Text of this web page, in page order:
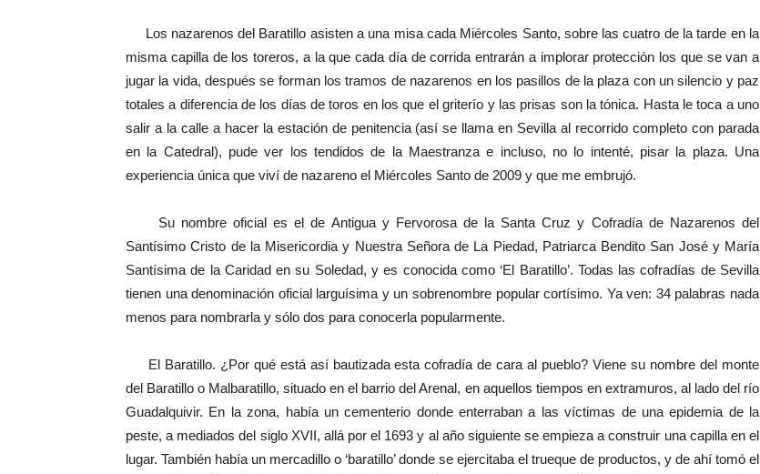
Los nazarenos del Baratillo asisten a una misa cada Miércoles Santo, sobre las cuatro de la tarde en la
misma capilla de los toreros, a la que cada día de corrida entrarán a implorar protección los que se van a
jugar la vida, después se forman los tramos de nazarenos en los pasillos de la plaza con un silencio y paz
totales a diferencia de los días de toros en los que el griterío y las prisas son la tónica. Hasta le toca a uno
salir a la calle a hacer la estación de penitencia (así se llama en Sevilla al recorrido completo con parada
en la Catedral), pude ver los tendidos de la Maestranza e incluso, no lo intenté, pisar la plaza. Una
experiencia única que viví de nazareno el Miércoles Santo de 2009 y que me embrujó.
Su nombre oficial es el de Antigua y Fervorosa de la Santa Cruz y Cofradía de Nazarenos del
Santísimo Cristo de la Misericordia y Nuestra Señora de La Piedad, Patriarca Bendito San José y María
Santísima de la Caridad en su Soledad, y es conocida como ‘El Baratillo’. Todas las cofradías de Sevilla
tienen una denominación oficial larguísima y un sobrenombre popular cortísimo. Ya ven: 34 palabras nada
menos para nombrarla y sólo dos para conocerla popularmente.
El Baratillo. ¿Por qué está así bautizada esta cofradía de cara al pueblo? Viene su nombre del monte
del Baratillo o Malbaratillo, situado en el barrio del Arenal, en aquellos tiempos en extramuros, al lado del río
Guadalquivir. En la zona, había un cementerio donde enterraban a las víctimas de una epidemia de la
peste, a mediados del siglo XVII, allá por el 1693 y al año siguiente se empieza a construir una capilla en el
lugar. También había un mercadillo o ‘baratillo’ donde se ejercitaba el trueque de productos, y de ahí tomó el